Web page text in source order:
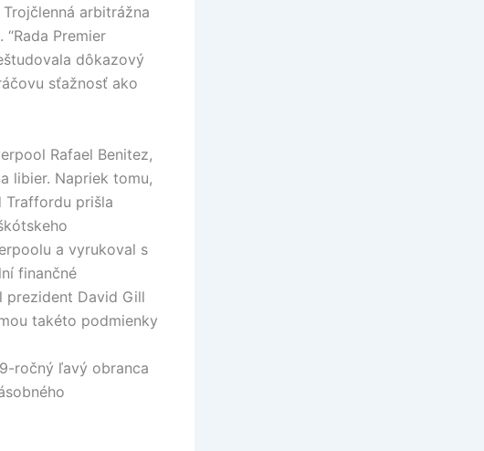
arbitrážna
Premier
dôkazový
sťažnosť ako
Rafael Benitez,
libier. Napriek tomu,
Traffordu prišla
a vyrukoval s
finančné
prezident David Gill
takéto podmienky
ročný ľavý obranca